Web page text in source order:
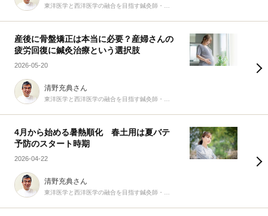
東洋医学と西洋医学の融合を目指す鍼灸師・柔道整復師
産後に骨盤矯正は本当に必要？産婦さんの
疲労回復に鍼灸治療という選択肢
2026-05-20
清野充典さん
東洋医学と西洋医学の融合を目指す鍼灸師・柔道整復師
4月から始める暑熱順化 春土用は夏バテ
予防のスタート時期
2026-04-22
清野充典さん
東洋医学と西洋医学の融合を目指す鍼灸師・柔道整復師